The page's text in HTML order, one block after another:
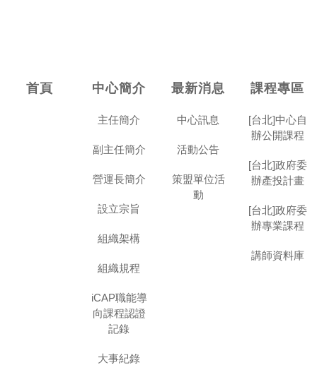
首頁 中心簡介
主任簡介
副主任簡介
營運長簡介
設立宗旨
組織架構
組織規程
iCAP職能導
向課程認證
記錄
大事紀錄
最新消息
中心訊息
活動公告
策盟單位活
動
課程專區
[台北]中心自
辦公開課程
[台北]政府委
辦產投計畫
[台北]政府委
辦專業課程
講師資料庫